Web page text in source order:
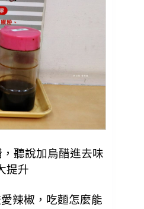
聽說加烏醋進去味
提升
辣椒，吃麵怎麼能